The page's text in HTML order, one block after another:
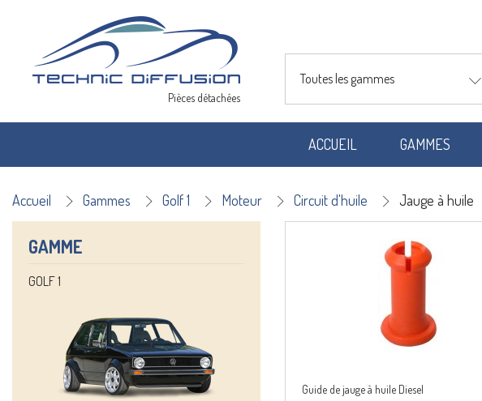
Pièces détachées
Toutes les gammes
ACCUEIL GAMMES
Accueil Gammes Golf 1 Moteur Circuit d'huile Jauge à huile
GAMME
GOLF 1
Guide de jauge à huile Diesel